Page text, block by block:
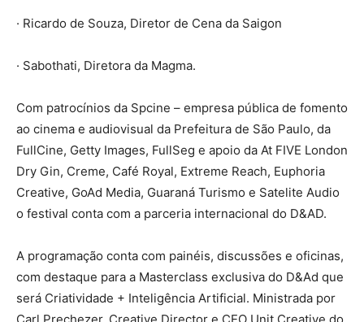
· Ricardo de Souza, Diretor de Cena da Saigon
· Sabothati, Diretora da Magma.
Com patrocínios da Spcine – empresa pública de fomento
ao cinema e audiovisual da Prefeitura de São Paulo, da
FullCine, Getty Images, FullSeg e apoio da At FIVE London
Dry Gin, Creme, Café Royal, Extreme Reach, Euphoria
Creative, GoAd Media, Guaraná Turismo e Satelite Audio
o festival conta com a parceria internacional do D&AD.
A programação conta com painéis, discussões e oficinas,
com destaque para a Masterclass exclusiva do D&Ad que
será Criatividade + Inteligência Artificial. Ministrada por